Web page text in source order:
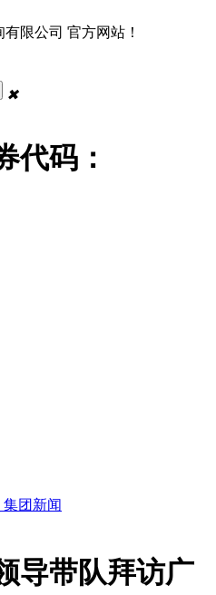
限公司 官方网站！
✖
代码：
集团新闻
导带队拜访广